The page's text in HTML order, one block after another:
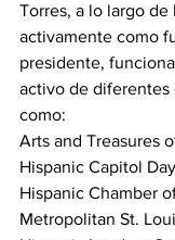
Torres, a lo largo
activamente como
presidente,
activo de diferentes
como:
Arts and Treasures
Hispanic Capitol
Hispanic Chamber
Metropolitan St.